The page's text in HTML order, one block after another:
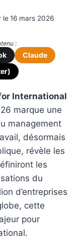
le 16 mars 2026
:
Claude
International
marque une
management
désormais
révèle les
les
du
d’entreprises
cette
pour